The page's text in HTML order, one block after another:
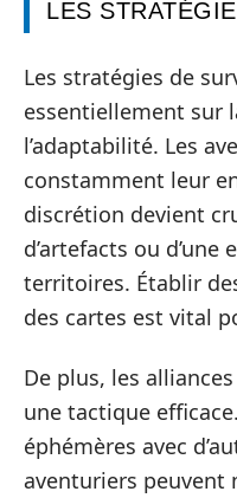
LES
Les stratégies de
essentiellement sur
l’adaptabilité. Les
constamment leur
discrétion devient
d’artefacts ou
territoires. Établir
des cartes est vital
De plus, les
une tactique
éphémères avec
aventuriers peuvent